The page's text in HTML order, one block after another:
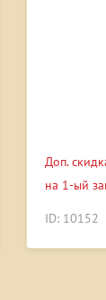
Доп.
на 1-ый
ID: 10152